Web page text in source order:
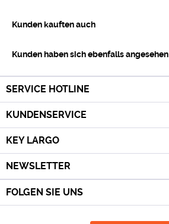
Kunden kauften auch
Kunden haben sich ebenfalls angesehen
SERVICE HOTLINE
KUNDENSERVICE
KEY LARGO
NEWSLETTER
FOLGEN SIE UNS